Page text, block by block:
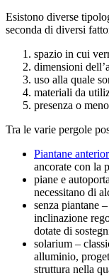
Esistono diverse
seconda di diversi
spazio in cui
dimensioni
uso alla quale
materiali da
presenza o
Tra le varie pergole
Piantane
ancorate con la
piane e
necessitano di
senza piantane
inclinazione
dotate di
solarium –
alluminio,
struttura nella